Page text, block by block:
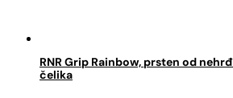
RNR Grip Rainbow, prsten od
čelika